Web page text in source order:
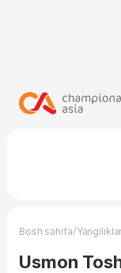
Bosh sahifa/Yangiliklar
Usmon